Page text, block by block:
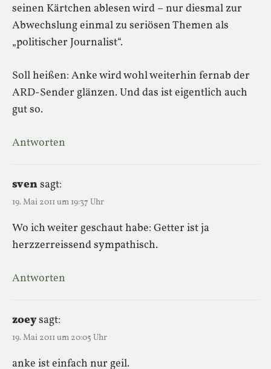
seinen Kärtchen ablesen wird – nur diesmal zur
Abwechslung einmal zu seriösen Themen als
„politischer Journalist“.
Soll heißen: Anke wird wohl weiterhin fernab der
ARD-Sender glänzen. Und das ist eigentlich auch
gut so.
Antworten
svensagt:
19. Mai 2011 um 19:37 Uhr
Wo ich weiter geschaut habe: Getter ist ja
herzzerreissend sympathisch.
Antworten
zoeysagt:
19. Mai 2011 um 20:05 Uhr
anke ist einfach nur geil.